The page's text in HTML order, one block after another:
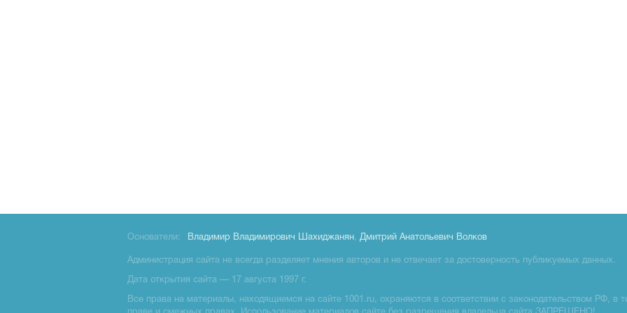
Основатели: Владимир Владимирович Шахиджанян, Дмитрий Анатольевич Волков
Администрация сайта не всегда разделяет мнения авторов и не отвечает за достоверность публикуемых данных.
Дата открытия сайта — 17 августа 1997 г.
Все права на материалы, находящиемся на сайте 1001.ru, охраняются в соответствии с законодательством РФ, в